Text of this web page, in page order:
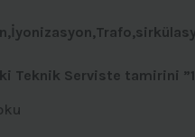
Teknik Serviste tamirini